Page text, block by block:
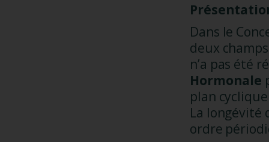
Dans le
deux
n’a pas été
Hormonale
plan
La longévité
ordre